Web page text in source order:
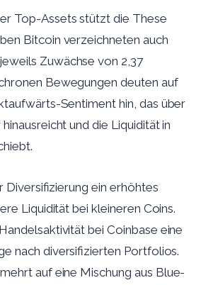
Top-Assets stützt die These
Bitcoin verzeichneten auch
Zuwächse von 2,37
Bewegungen deuten auf
Sentiment hin, das über
und die Liquidität in
Diversifizierung ein erhöhtes
Liquidität bei kleineren Coins.
bei Coinbase eine
nach diversifizierten Portfolios.
auf eine Mischung aus Blue-